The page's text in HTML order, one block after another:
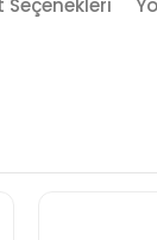
Seçenekleri